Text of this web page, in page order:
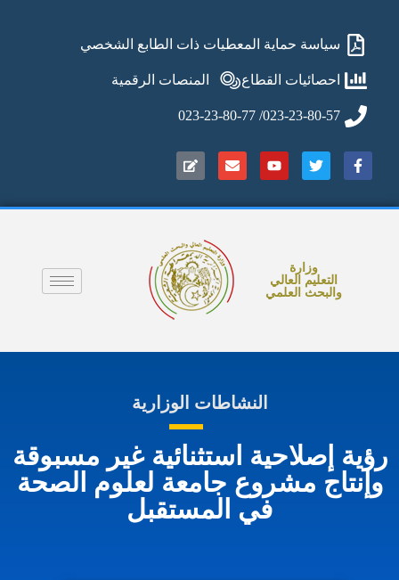
سياسة حماية المعطيات ذات الطابع الشخصي
احصائيات القطاع المنصات الرقمية
023-23-80-57/ 023-23-80-77
وزارة
التعليم العالي
والبحث العلمي
النشاطات الوزارية
رؤية إصلاحية استثنائية غير مسبوقة
وإنتاج مشروع جامعة لعلوم الصحة
في المستقبل